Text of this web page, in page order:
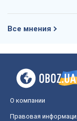
Все мнения
О компании
Правовая